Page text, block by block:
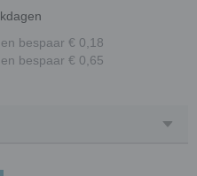
bespaar € 0,18
bespaar € 0,65